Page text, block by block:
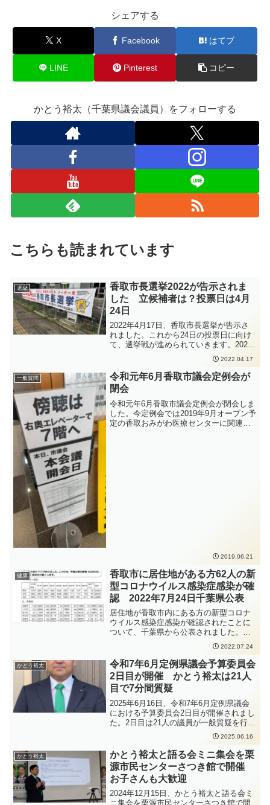
シェアする
X Facebook はてブ
LINE Pinterest コピー
かとう裕太（千葉県議会議員）をフォローする
こちらも読まれています
選挙
香取市長選挙2022が告示されま
した 立候補者は？投票日は4月
24日
2022年4月17日、香取市長選挙が告示さ
れました。これから24日の投票日に向け
て、選挙戦が進められていきます。2022
年の香取市長選挙の立候補者は、17時で
締め切られ、届出順に宇井成一候補、伊
藤友則候補の2名が立候補しました。2018
年の立候補者と同じ顔ぶれの香取市長選
挙となりました。2022年の香取市長選挙
の投票日は4月24日ですが、明日18日から
期日前投票も可能です。
2022.04.17
一般質問
令和元年6月香取市議会定例会が
閉会
令和元年6月香取市議会定例会が閉会しま
した。今定例会では2019年9月オープン予
定の香取おみがわ医療センターに関連す
2019.06.21
健康
香取市に居住地がある方62人の新
型コロナウイルス感染症感染が確
認 2022年7月24日千葉県公表
居住地が香取市内にある方の新型コロナ
ウイルス感染症感染が確認されたことに
ついて、千葉県から公表されました。
https://www.pref.chiba.lg.jp/shippei/press/
2022/ncov20220724-1.html新型コロナウ
イルス感染症の感染拡大防止のため、手
洗いの徹底、人と人との距離をできるだ
け2m以上（最低1m以上）取ること、会
話をするときはマスクを着用すること、
密集・密接・密閉を避けることなどの感
染症対策をしっかりと行っていただくよ
う、お願いいたします。
2022.07.24
かとう裕太
令和7年6月定例県議会予算委員会
2日目が開催 かとう裕太は21人
目で7分間質疑
2025年6月16日、令和7年6月定例県議会
における予算委員会2日目が開催されまし
た。2日目は21人の議員が一般質疑を行い
ました。かとう裕太は21番目で7分間、質
疑を行いました。今回は農福連携推進事
業と看護師等養成所運営事業補助金につ
いて伺いました。早口になりましたが、
なんとか7分間で質疑を行うことができま
した。
2025.06.16
かとう裕太
かとう裕太と語る会ミニ集会を栗
源市民センターさつき館で開催
お子さんも大歓迎
2024年12月15日、かとう裕太と語る会ミ
ニ集会を栗源市民センターさつき館で開